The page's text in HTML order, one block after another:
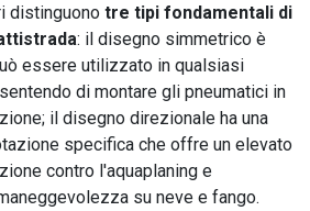
distinguono tre tipi fondamentali di
: il disegno simmetrico è
essere utilizzato in qualsiasi
di montare gli pneumatici in
il disegno direzionale ha una
specifica che offre un elevato
contro l'aquaplaning e
su neve e fango.